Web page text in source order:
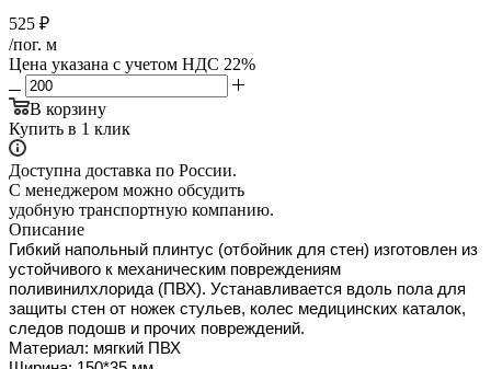
525 ₽
/пог. м
Цена указана с учетом НДС 22%
В корзину
Купить в 1 клик
Доступна доставка по России.
С менеджером можно обсудить
удобную транспортную компанию.
Описание
Гибкий напольный плинтус (отбойник для стен) изготовлен из
устойчивого к механическим повреждениям
поливинилхлорида (ПВХ). Устанавливается вдоль пола для
защиты стен от ножек стульев, колес медицинских каталок,
следов подошв и прочих повреждений.
Материал: мягкий ПВХ